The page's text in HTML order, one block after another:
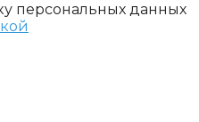
персональных данных